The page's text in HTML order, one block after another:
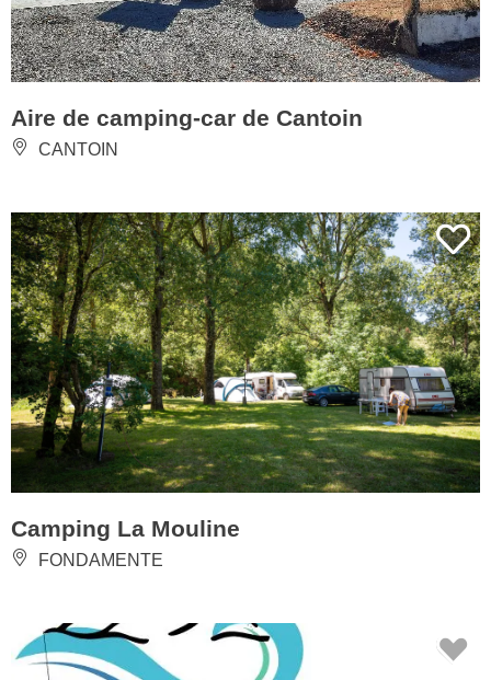
Aire de camping-car de Cantoin
CANTOIN
Camping La Mouline
FONDAMENTE